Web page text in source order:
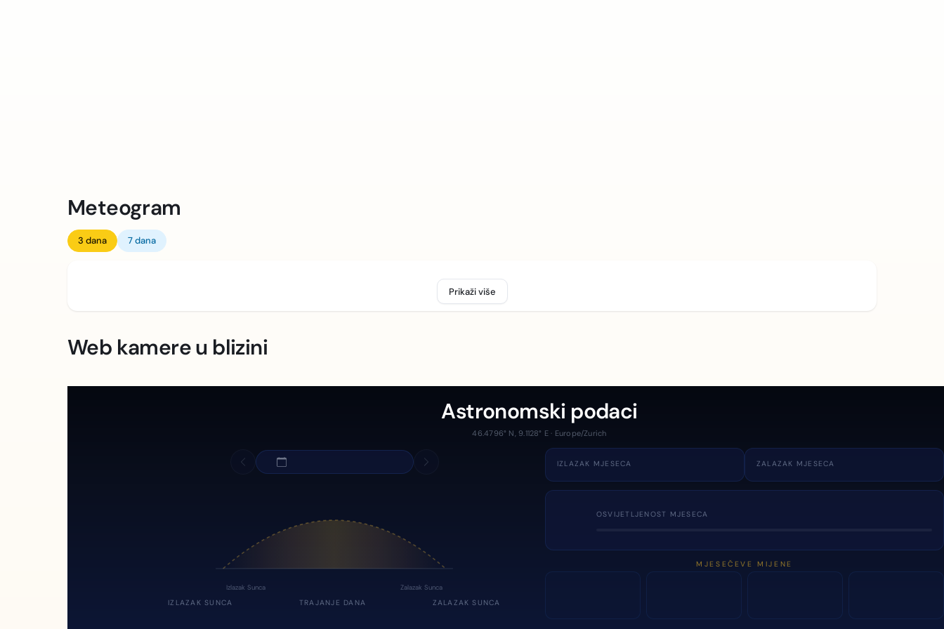
Meteogram
3 dana 7 dana
Prikaži više
Web kamere u blizini
Astronomski podaci
46.4796° N, 9.1128° E · Europe/Zurich
Izlazak Sunca Zalazak Sunca
IZLAZAK SUNCA TRAJANJE DANA ZALAZAK SUNCA
IZLAZAK MJESECA ZALAZAK MJESECA
OSVIJETLJENOST MJESECA
MJESEČEVE MIJENE